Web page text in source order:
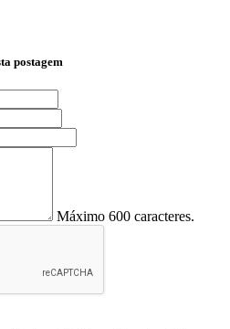
postagem
Máximo 600 caracteres.